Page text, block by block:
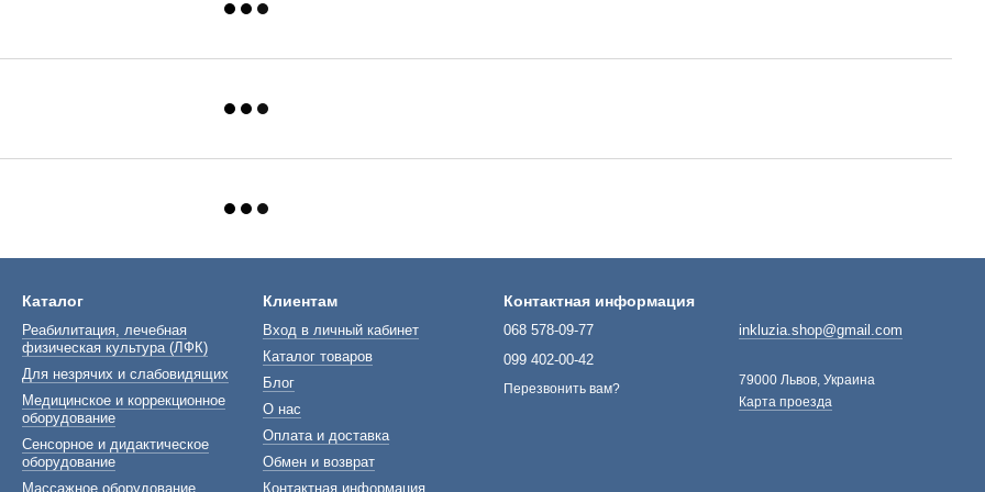
Каталог
Реабилитация, лечебная
физическая культура (ЛФК)
Для незрячих и слабовидящих
Медицинское и коррекционное
оборудование
Сенсорное и дидактическое
оборудование
Массажное оборудование
Клиентам
Вход в личный кабинет
Каталог товаров
Блог
О нас
Оплата и доставка
Обмен и возврат
Контактная информация
Контактная информация
068 578-09-77
099 402-00-42
Перезвонить вам?
inkluzia.shop@gmail.com
79000 Львов, Украина
Карта проезда